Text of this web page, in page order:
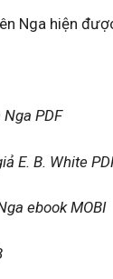
Nga hiện
PDF
E. B. White
ebook MOBI